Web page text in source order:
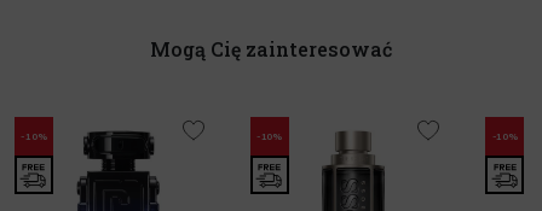
Mogą Cię zainteresować
-10% -10% -10%